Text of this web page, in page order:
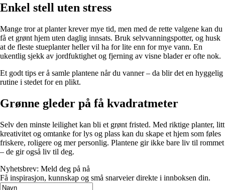
Enkel stell uten stress
Mange tror at planter krever mye tid, men med de rette valgene kan du
få et grønt hjem uten daglig innsats. Bruk selvvanningspotter, og husk
at de fleste stueplanter heller vil ha for lite enn for mye vann. En
ukentlig sjekk av jordfuktighet og fjerning av visne blader er ofte nok.
Et godt tips er å samle plantene når du vanner – da blir det en hyggelig
rutine i stedet for en plikt.
Grønne gleder på få kvadratmeter
Selv den minste leilighet kan bli et grønt fristed. Med riktige planter, litt
kreativitet og omtanke for lys og plass kan du skape et hjem som føles
friskere, roligere og mer personlig. Plantene gir ikke bare liv til rommet
– de gir også liv til deg.
Nyhetsbrev: Meld deg på nå
Få inspirasjon, kunnskap og små snarveier direkte i innboksen din.